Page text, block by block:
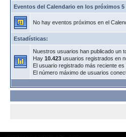
Eventos del Calendario en los próximos 5
No hay eventos próximos en el
Estadísticas:
Nuestros usuarios han publicado un
Hay 10.423 usuarios registrados en
El usuario registrado más reciente es
El número máximo de usuarios